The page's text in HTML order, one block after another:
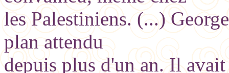
les Palestiniens. (...)
plan attendu
depuis plus d'un an. Il